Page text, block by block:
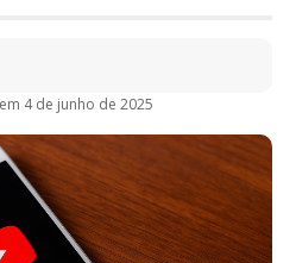
4 de junho de 2025